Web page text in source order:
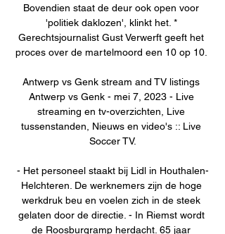
Bovendien staat de deur ook open voor
'politiek daklozen', klinkt het. *
Gerechtsjournalist Gust Verwerft geeft het
proces over de martelmoord een 10 op 10.
Antwerp vs Genk stream and TV listings
Antwerp vs Genk - mei 7, 2023 - Live
streaming en tv-overzichten, Live
tussenstanden, Nieuws en video's :: Live
Soccer TV.
- Het personeel staakt bij Lidl in Houthalen-
Helchteren. De werknemers zijn de hoge
werkdruk beu en voelen zich in de steek
gelaten door de directie. - In Riemst wordt
de Roosburgramp herdacht. 65 jaar